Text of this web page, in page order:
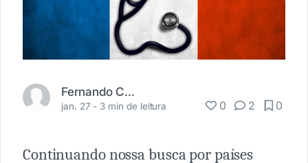
Fernando Carbonieri
jan. 27 - 3 min de leitura 0 2 0
Continuando nossa busca por países